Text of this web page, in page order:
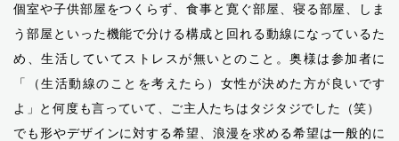
個室や子供部屋をつくらず、食事と寛ぐ部屋、寝る部屋、しま
う部屋といった機能で分ける構成と回れる動線になっているた
め、生活していてストレスが無いとのこと。奥様は参加者に
「（生活動線のことを考えたら）女性が決めた方が良いです
よ」と何度も言っていて、ご主人たちはタジタジでした（笑）
でも形やデザインに対する希望、浪漫を求める希望は一般的に